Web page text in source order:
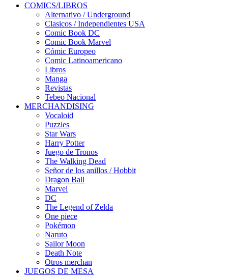
COMICS/LIBROS
Alternativo / Underground
Clasicos / Independientes USA
Comic Book DC
Comic Book Marvel
Cómic Europeo
Comic Latinoamericano
Libros
Manga
Revistas
Tebeo Nacional
MERCHANDISING
Vocaloid
Puzzles
Star Wars
Harry Potter
Juego de Tronos
The Walking Dead
Señor de los anillos / Hobbit
Dragon Ball
Marvel
DC
The Legend of Zelda
One piece
Pokémon
Naruto
Sailor Moon
Death Note
Otros merchan
JUEGOS DE MESA